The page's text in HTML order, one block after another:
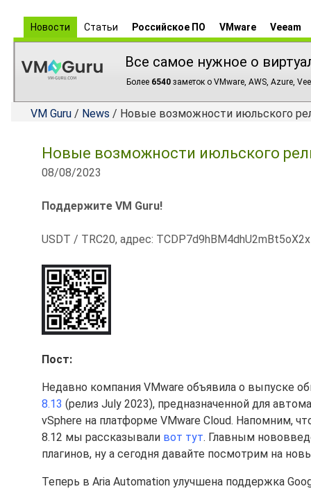
Новости Статьи Российское ПО VMware Veeam
Все самое нужное о
Более 6540 заметок о VMware, AWS, Azure,
VM Guru / News / Новые возможности июльского
Новые возможности июльского
08/08/2023
Поддержите VM Guru!
USDT / TRC20, адрес:
Пост:
Недавно компания VMware объявила о выпуске
8.13 (релиз July 2023), предназначенной для
vSphere на платформе VMware Cloud. Напомним,
8.12 мы рассказывали вот тут. Главным
плагинов, ну а сегодня давайте посмотрим на
Теперь в Aria Automation улучшена поддержка